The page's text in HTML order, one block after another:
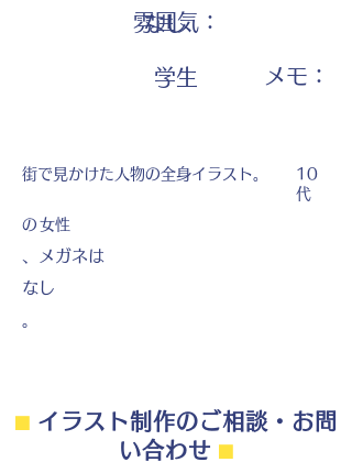
なし
雰囲気：
学生 ​メモ：
街で見かけた人物の全身イラスト。
10
代
の 女性
、メガネは
なし
。
⬛︎イラスト制作のご相談・お問
い合わせ ⬛︎